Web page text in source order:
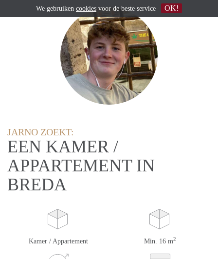
JARNO ZOEKT:
EEN KAMER /
APPARTEMENT IN
BREDA
Kamer / Appartement Min. 16 m2
We gebruiken cookies voor de beste service OK!